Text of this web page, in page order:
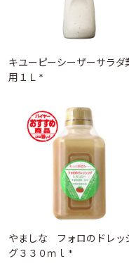
キユーピーシーザーサラダ
用１Ｌ *
やましな フォロのドレッ
グ３３０ｍｌ *